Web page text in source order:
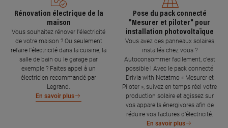
Rénovation électrique de la
maison
Vous souhaitez rénover l'électricité
de votre maison ? Ou seulement
refaire l'électricité dans la cuisine, la
salle de bain ou le garage par
exemple ? Faites appel à un
électricien recommandé par
Legrand.
En savoir plus
Pose du pack connecté
"Mesurer et piloter" pour
installation photovoltaïque
Vous avez des panneaux solaires
installés chez vous ?
Autoconsommer facilement, c’est
possible ! Avec le pack connecté
Drivia with Netatmo « Mesurer et
Piloter », suivez en temps réel votre
production solaire et agissez sur
vos appareils énergivores afin de
réduire vos factures d’électricité.
En savoir plus